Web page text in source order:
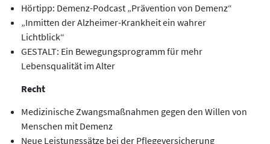
Hörtipp: Demenz-Podcast „Prävention von Demenz“
„Inmitten der Alzheimer-Krankheit ein wahrer
Lichtblick“
GESTALT: Ein Bewegungsprogramm für mehr
Lebensqualität im Alter
Recht
Medizinische Zwangsmaßnahmen gegen den Willen von
Menschen mit Demenz
Neue Leistungssätze bei der Pflegeversicherung